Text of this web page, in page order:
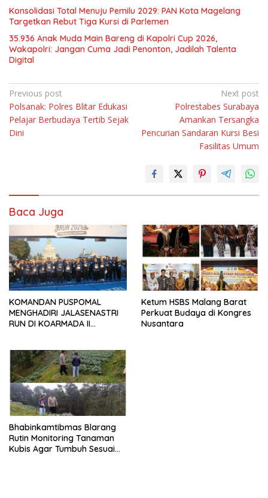
Konsolidasi Total Menuju Pemilu 2029: PAN Kota Magelang
Targetkan Rebut Tiga Kursi di Parlemen
35.936 Anak Muda Main Bareng di Kapolri Cup 2026,
Wakapolri: Jangan Cuma Jadi Penonton, Jadilah Talenta
Digital
Navigasi
pos
Previous post
Polsanak: Polres Blitar Edukasi
Pelajar Berbudaya Tertib Sejak
Dini
Next post
Polrestabes Surabaya
Amankan Tersangka
Pencurian Sandaran Kursi Besi
Fasilitas Umum
Baca Juga
KOMANDAN PUSPOMAL
MENGHADIRI JALASENASTRI
RUN DI KOARMADA II
Ketum HSBS Malang Barat
Perkuat Budaya di Kongres
Nusantara
Bhabinkamtibmas Blarang
Rutin Monitoring Tanaman
Kubis Agar Tumbuh Sesuai